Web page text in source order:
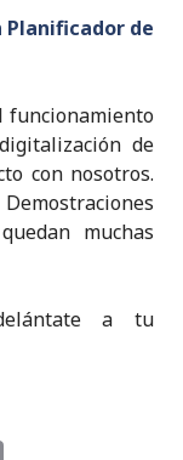
Planificador de
funcionamiento
de
con nosotros.
muchas
a tu